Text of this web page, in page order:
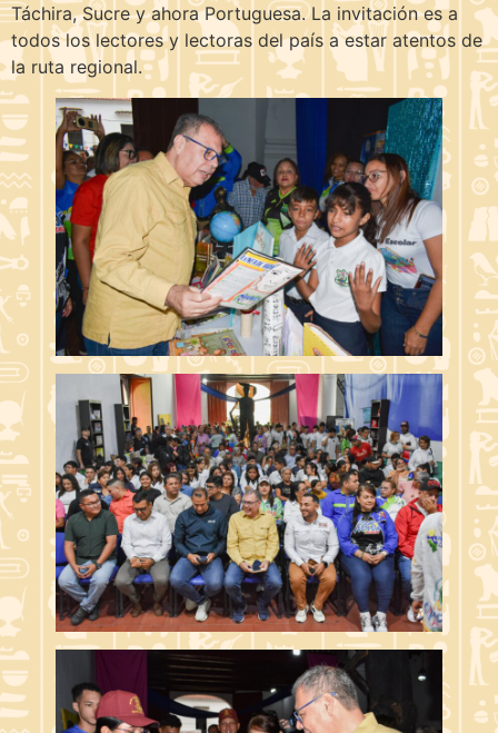
Táchira, Sucre y ahora Portuguesa. La invitación es a
todos los lectores y lectoras del país a estar atentos de
la ruta regional.